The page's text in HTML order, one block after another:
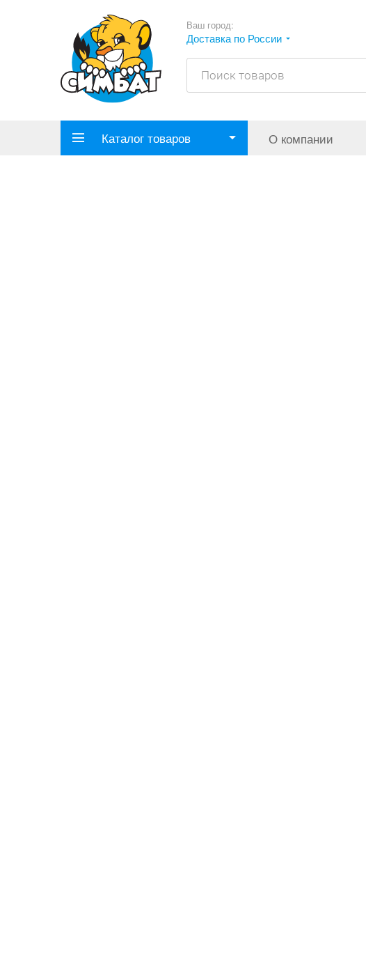
Ваш город:
Доставка по России
Каталог товаров О компании